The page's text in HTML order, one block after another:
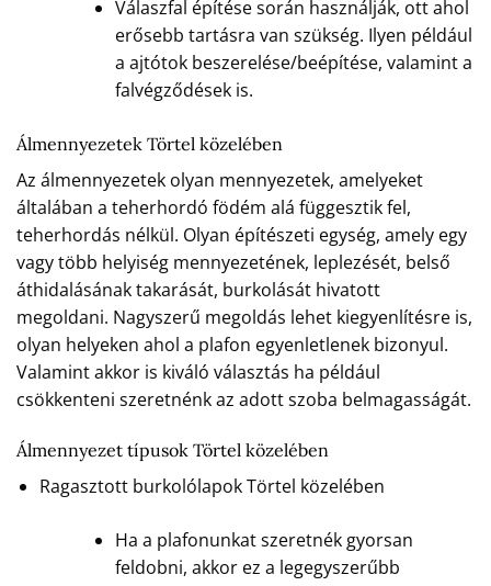
Válaszfal építése során használják, ott ahol
erősebb tartásra van szükség. Ilyen például
a ajtótok beszerelése/beépítése, valamint a
falvégződések is.
Álmennyezetek Törtel közelében
Az álmennyezetek olyan mennyezetek, amelyeket
általában a teherhordó födém alá függesztik fel,
teherhordás nélkül. Olyan építészeti egység, amely egy
vagy több helyiség mennyezetének, leplezését, belső
áthidalásának takarását, burkolását hivatott
megoldani. Nagyszerű megoldás lehet kiegyenlítésre is,
olyan helyeken ahol a plafon egyenletlenek bizonyul.
Valamint akkor is kiváló választás ha például
csökkenteni szeretnénk az adott szoba belmagasságát.
Álmennyezet típusok Törtel közelében
Ragasztott burkolólapok Törtel közelében
Ha a plafonunkat szeretnék gyorsan
feldobni, akkor ez a legegyszerűbb